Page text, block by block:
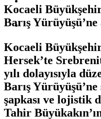
SAĞLIK
Kocaeli
Barış
Kocaeli
Hersek’te
yılı dolayısıyla
Barış Yürüyüşü’ne
şapkası ve lojistik
Tahir